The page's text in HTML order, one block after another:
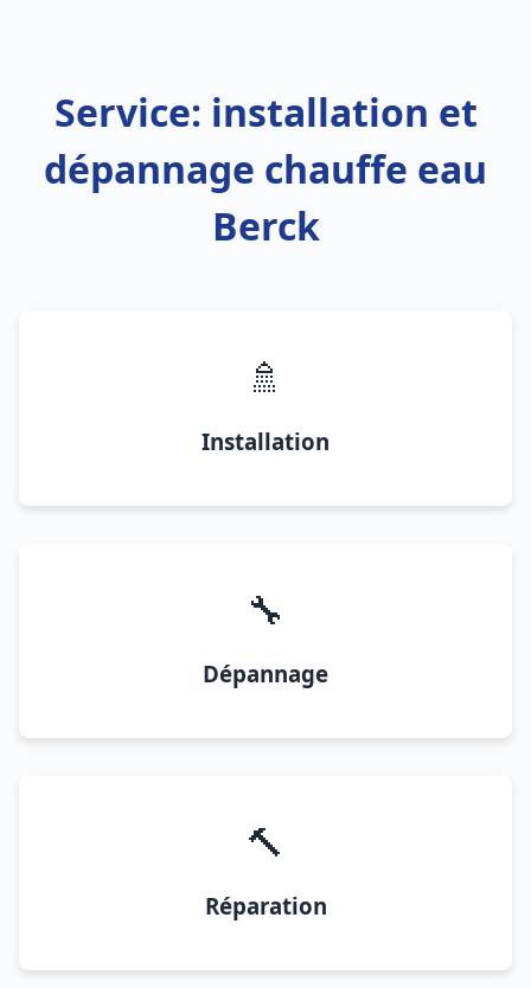
Service: installation et
dépannage chauffe eau
Berck
🚿
Installation
🔧
Dépannage
🔨
Réparation